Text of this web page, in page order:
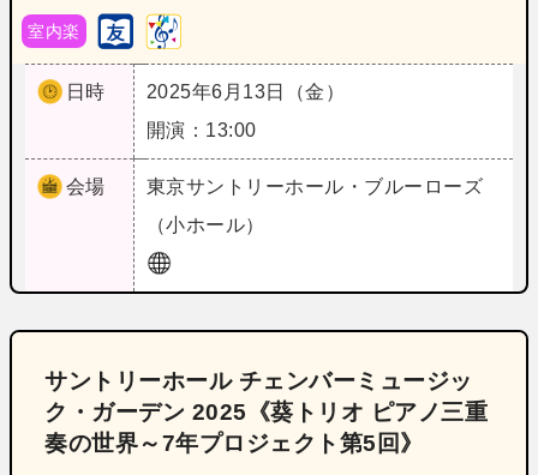
室内楽
日時
2025年6月13日（金）
開演：13:00
会場 東京サントリーホール・ブルーローズ
（小ホール）
サントリーホール チェンバーミュージッ
ク・ガーデン 2025《葵トリオ ピアノ三重
奏の世界～7年プロジェクト第5回》